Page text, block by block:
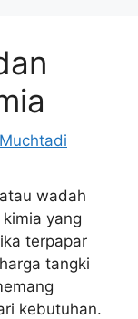
wadah
yang
terpapar
tangki
kebutuhan.